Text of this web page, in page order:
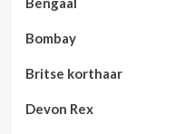
Bombay
Britse korthaar
Devon Rex